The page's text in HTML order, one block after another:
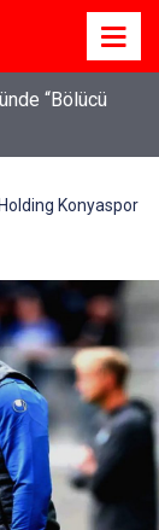
“Bölücü
Konyaspor